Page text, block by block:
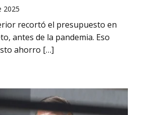
2025
recortó el presupuesto en
antes de la pandemia. Eso
ahorro […]